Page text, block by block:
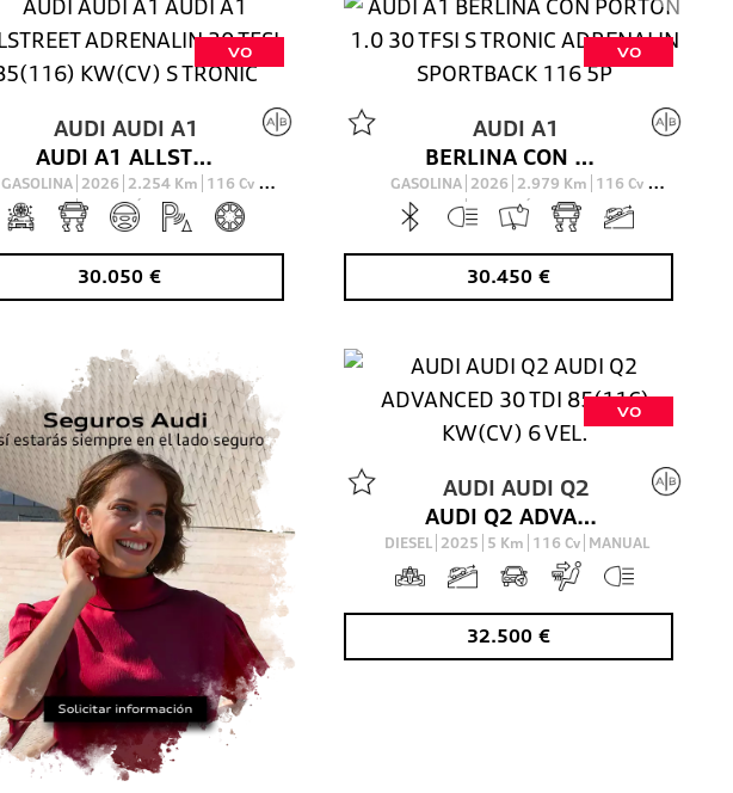
VO
AUDIAUDI A1
AUDI A1 ALLSTREET ADRENALIN 30 TFSI 85(116) KW(CV) S TRONIC
GASOLINA 2026 2.254Km 116 Cv
AUTOMÁTICO
30.050 €
VO
AUDI A1
BERLINA CON PORTON 1.0 30 TFSI S TRONIC ADRENALIN SPORTBACK 116 5P
GASOLINA 2026 2.979 Km 116 Cv
AUTOMÁTICO
30.450 €
VO
AUDI AUDI Q2
AUDI Q2 ADVANCED 30 TDI 85(116) KW(CV) 6 VEL.
DIESEL 2025 5 Km 116 Cv MANUAL
32.500 €